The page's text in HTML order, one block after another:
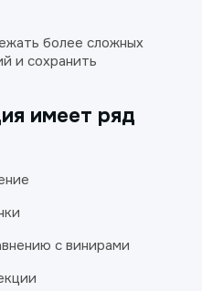
более сложных
и сохранить
имеет ряд
с винирами